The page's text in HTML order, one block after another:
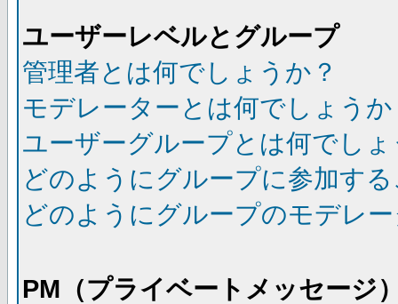
ユーザーレベルとグループ
管理者とは何でしょうか？
モデレーターとは何でしょうか
ユーザーグループとは何でし
どのようにグループに参加す
どのようにグループのモデレ
PM（プライベートメッセージ